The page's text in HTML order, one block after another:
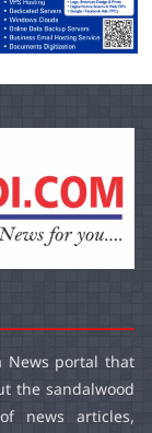
News portal that
the sandalwood
news articles,